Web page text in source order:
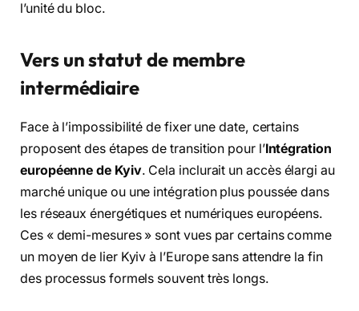
l’unité du bloc.
Vers un statut de membre
intermédiaire
Face à l’impossibilité de fixer une date, certains
proposent des étapes de transition pour l’Intégration
européenne de Kyiv. Cela inclurait un accès élargi au
marché unique ou une intégration plus poussée dans
les réseaux énergétiques et numériques européens.
Ces « demi-mesures » sont vues par certains comme
un moyen de lier Kyiv à l’Europe sans attendre la fin
des processus formels souvent très longs.